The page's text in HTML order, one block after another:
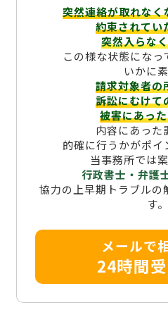
突然連絡が取れな
約束されてい
突然入らな
この様な状態になっ
いかに
請求対象者の
訴訟にむけて
被害にあっ
内容にあった
的確に行うかがポイ
当事務所では
行政書士・弁護
協力の上早期トラブルの
す。
メールで
24時間受